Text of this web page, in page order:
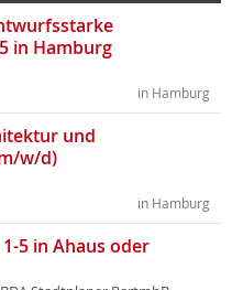
in Hamburg
in Hamburg
und
w/d)
in Hamburg
5 in Ahaus oder